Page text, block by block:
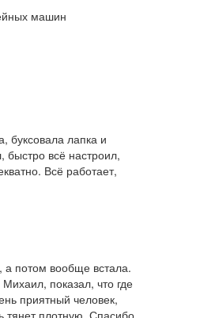
машин
буксовала лапка и
всё настроил,
Всё работает,
потом вообще встала.
показал, что где
приятный человек,